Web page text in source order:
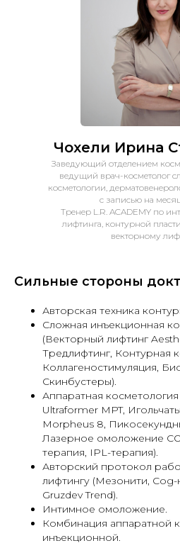
Чохели Ирина
Заведующий отделением
ведущий врач-косметолог
косметологии,
с записью на
Тренер L.R. ACADEMY по
лифтинга, контурной
векторному
Cильные стороны
Авторская техника
Сложная инъекционная
(Векторный лифтинг
Тредлифтинг, Контурная
Коллагеностимуляция,
Скинбустеры).
Аппаратная
Ultraformer MPT,
Morpheus 8,
Лазерное омоложение
терапия, IPL-терапия).
Авторский протокол
лифтингу (Мезонити,
Gruzdev Trend).
Интимное омоложение.
Комбинация аппаратной
инъекционной.